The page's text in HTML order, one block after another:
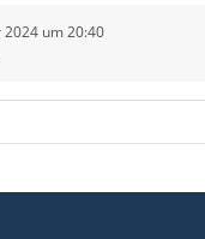
um 20:40